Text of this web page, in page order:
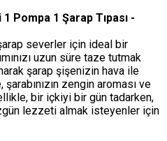
Pompa 1 Şarap Tıpası -
severler için ideal bir
uzun süre taze tutmak
şarap şişenizin hava ile
zengin aroması ve
bir içkiyi bir gün tadarken,
lezzeti almak isteyenler için